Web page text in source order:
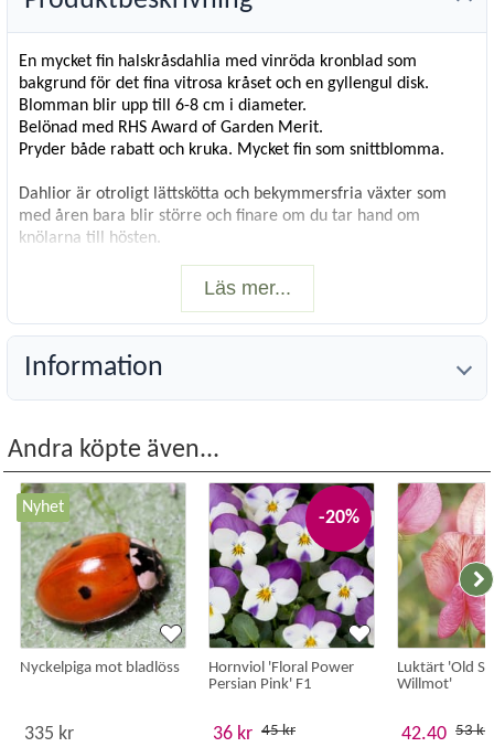
En mycket fin halskråsdahlia med vinröda kronblad som
bakgrund för det fina vitrosa kråset och en gyllengul disk.
Blomman blir upp till 6-8 cm i diameter.
Belönad med RHS Award of Garden Merit.
Pryder både rabatt och kruka. Mycket fin som snittblomma.
Dahlior är otroligt lättskötta och bekymmersfria växter som
med åren bara blir större och finare om du tar hand om
knölarna till hösten.
Blomningstid: juli-okt
Planteringstid: mars-maj
Läs mer...
Information
Andra köpte även...
Nyhet
Nyckelpiga mot bladlöss
335 kr
-20%
Hornviol 'Floral Power
Persian Pink' F1
36 kr 45 kr
Luktärt 'Old
Willmot'
42.40 53 kr